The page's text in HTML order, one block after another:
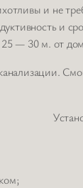
и не
и
25 — 30 м. от